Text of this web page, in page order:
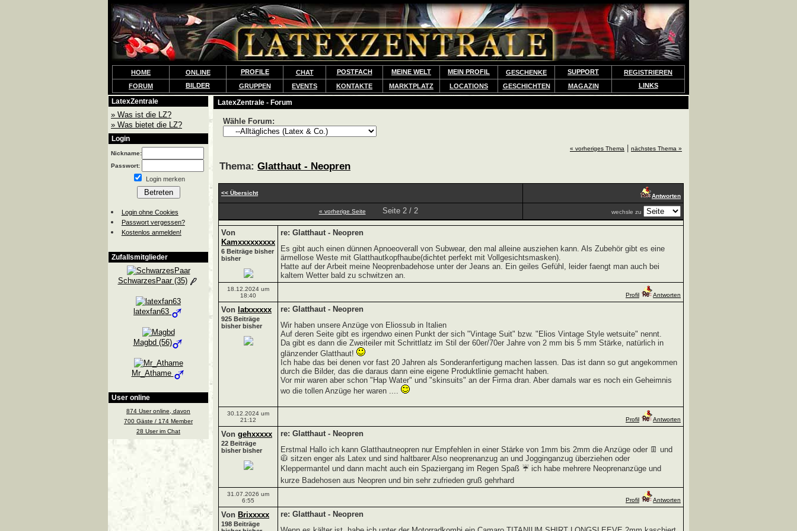
HOME ONLINE PROFILE CHAT POSTFACH MEINE WELT MEIN PROFIL GESCHENKE SUPPORT
REGISTRIEREN
FORUM
BILDER GRUPPEN EVENTS KONTAKTE MARKTPLATZ LOCATIONS GESCHICHTEN MAGAZIN LINKS
LatexZentrale
» Was ist die LZ?
» Was bietet die LZ?
Login
Nickname:
Passwort:
Login merken
Login ohne Cookies
Passwort vergessen?
Kostenlos anmelden!
Zufallsmitglieder
SchwarzesPaar (35)
latexfan63
Magbd (56)
Mr_Athame
User online
874 User online, davon
700 Gäste / 174 Member
28 User im Chat
LatexZentrale - Forum
Wähle Forum:
« vorheriges Thema nächstes Thema »
Thema: Glatthaut - Neopren
<< Übersicht Antworten
« vorherige Seite Seite 2 / 2 wechsle zu
Von
Kamxxxxxxxxx
6 Beiträge bisher
bisher
re: Glatthaut - Neopren
Es gibt auch einen dünnen Apnoeoverall von Subwear, den mal alleine ausziehen kann. Als Zubehör gibt es eine
ärmellose Weste mit Glatthautkopfhaube(dichtet perfekt mit Vollgesichtsmasken).
Hatte auf der Arbeit meine Neoprenbadehose unter der Jeans an. Ein geiles Gefühl, leider faengt man auch bei
kaltem Wetter bald zu schwitzen an.
18.12.2024 um
18:40
Profil Antworten
Von latxxxxxx
925 Beiträge
bisher bisher
re: Glatthaut - Neopren
Wir haben unsere Anzüge von Eliossub in Italien
Auf deren Seite gibt es irgendwo einen Punkt der sich "Vintage Suit" bzw. "Elios Vintage Style wetsuite" nennt.
Da gibt es dann die Zweiteiler mit Schrittlatz im Stil der 60er/70er Jahre von 2 mm bis 5 mm Stärke, natürlich in
glänzender Glatthaut!
Ich habe das bei denen vor fast 20 Jahren als Sonderanfertigung machen lassen. Das ist dann so gut angekommen
durch die Bilder, das die daraus dann eine eigene Produktlinie gemacht haben.
Vor mir waren aber schon "Hap Water" und "skinsuits" an der Firma dran. Aber damals war es noch ein Geheimnis
wo die tollen Anzüge her waren ....
30.12.2024 um
21:12
Profil Antworten
Von gehxxxxx
22 Beiträge
bisher bisher
re: Glatthaut - Neopren
Erstmal Hallo ich kann Glatthautneopren nur Empfehlen in einer Stärke von 1mm bis 2mm die Anzüge oder 👖 und
🧥 sitzen enger als Latex und sind haltbarer.Also neoprenanzug an und Jogginganzug überziehen oder
Kleppermantel und dann macht auch ein Spaziergang im Regen Spaß ☔ ich habe mehrere Neoprenanzüge und
kurze Badehosen aus Neopren und bin sehr zufrieden gruß gehrhard
31.07.2026 um
6:55
Profil Antworten
Von Brixxxxx
198 Beiträge
re: Glatthaut - Neopren